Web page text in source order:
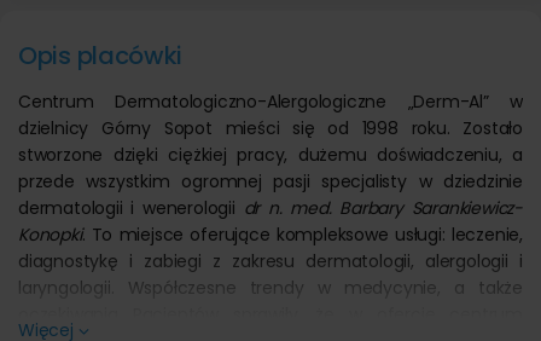
Opis placówki
Centrum Dermatologiczno-Alergologiczne „Derm-Al” w
dzielnicy Górny Sopot mieści się od 1998 roku. Zostało
stworzone dzięki ciężkiej pracy, dużemu doświadczeniu, a
przede wszystkim ogromnej pasji specjalisty w dziedzinie
dermatologii i wenerologii dr n. med. Barbary Sarankiewicz-
Konopki. To miejsce oferujące kompleksowe usługi: leczenie,
diagnostykę i zabiegi z zakresu dermatologii, alergologii i
laryngologii. Współczesne trendy w medycynie, a także
Więcej